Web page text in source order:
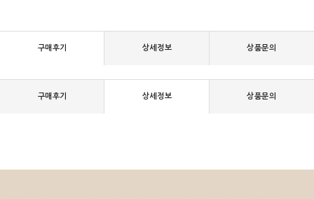
구매후기 상세정보 상품문의
구매후기 상세정보 상품문의